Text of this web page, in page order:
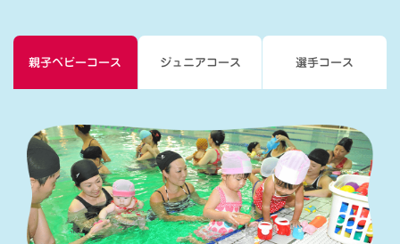
親子ベビーコース ジュニアコース 選手コース